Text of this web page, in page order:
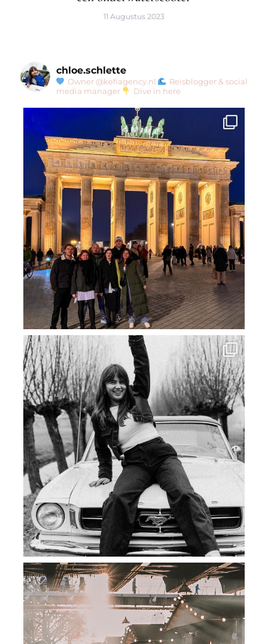
11 Augustus 2023
chloe.schlette
Owner @kefiagency.nl
Reisblogger & social
media manager
Dive in here